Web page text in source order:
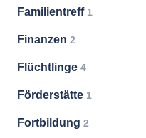
Familientreff 1
Finanzen 2
Flüchtlinge 4
Förderstätte 1
Fortbildung 2